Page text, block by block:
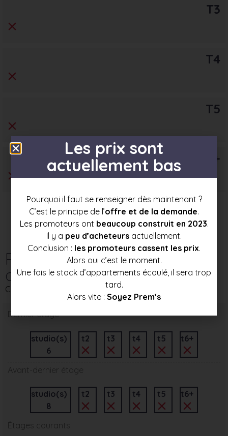
T3
T4
T5
T6+
Répartition des
appartements par étage
Ce programme immobilier neuf comporte 5 niveau(x)
Dernier étage
studio(s)
6
t2 t3 t4 t5 t6+
Avant-dernier étage
studio(s)
8
t2 t3 t4 t5 t6+
Étages courants
Les prix sont
actuellement bas
Pourquoi il faut se renseigner dès maintenant ?
C’est le principe de l’offre et de la demande.
Les promoteurs ont beaucoup construit en 2023.
Il y a peu d’acheteurs actuellement.
Conclusion : les promoteurs cassent les prix.
Alors oui c’est le moment.
Une fois le stock d’appartements écoulé, il sera trop
tard.
Alors vite : Soyez Prem’s